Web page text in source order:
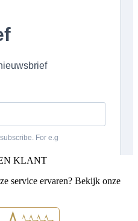
KLANT
service ervaren? Bekijk onze